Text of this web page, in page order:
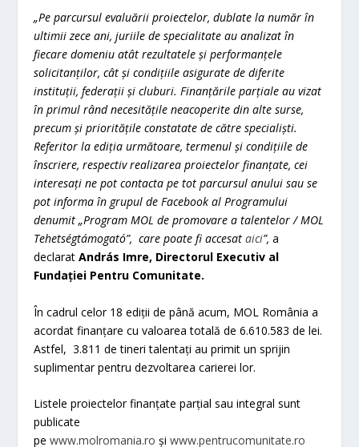
„Pe parcursul evaluării proiectelor, dublate la număr în
ultimii zece ani, juriile de specialitate au analizat în
fiecare domeniu atât rezultatele și performanțele
solicitanților, cât și condițiile asigurate de diferite
instituții, federații și cluburi. Finanțările parțiale au vizat
în primul rând necesitățile neacoperite din alte surse,
precum și prioritățile constatate de către specialiști.
Referitor la ediția următoare, termenul și condițiile de
înscriere, respectiv realizarea proiectelor finanțate, cei
interesați ne pot contacta pe tot parcursul anului sau se
pot informa în grupul de Facebook al Programului
denumit „Program MOL de promovare a talentelor / MOL
Tehetségtámogató”, care poate fi accesataici”, a
declaratAndrás Imre, Directorul Executiv al
Fundației Pentru Comunitate.
În cadrul celor 18 ediții de până acum, MOL România a
acordat finanțare cu valoarea totală de 6.610.583 de lei.
Astfel, 3.811 de tineri talentați au primit un sprijin
suplimentar pentru dezvoltarea carierei lor.
Listele proiectelor finanțate parțial sau integral sunt
publicate
pewww.molromania.ro șiwww.pentrucomunitate.ro